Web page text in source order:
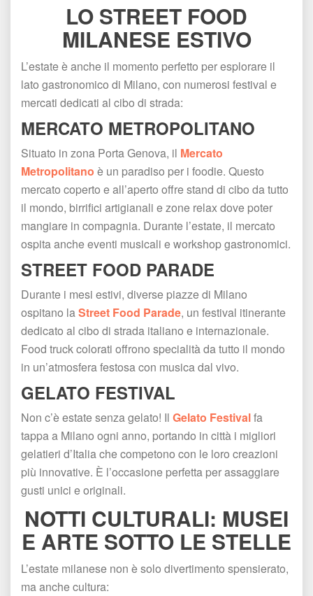
LO STREET FOOD
MILANESE ESTIVO
L’estate è anche il momento perfetto per esplorare il
lato gastronomico di Milano, con numerosi festival e
mercati dedicati al cibo di strada:
MERCATO METROPOLITANO
Situato in zona Porta Genova, il Mercato
Metropolitano è un paradiso per i foodie. Questo
mercato coperto e all’aperto offre stand di cibo da tutto
il mondo, birrifici artigianali e zone relax dove poter
mangiare in compagnia. Durante l’estate, il mercato
ospita anche eventi musicali e workshop gastronomici.
STREET FOOD PARADE
Durante i mesi estivi, diverse piazze di Milano
ospitano la Street Food Parade, un festival itinerante
dedicato al cibo di strada italiano e internazionale.
Food truck colorati offrono specialità da tutto il mondo
in un’atmosfera festosa con musica dal vivo.
GELATO FESTIVAL
Non c’è estate senza gelato! Il Gelato Festival fa
tappa a Milano ogni anno, portando in città i migliori
gelatieri d’Italia che competono con le loro creazioni
più innovative. È l’occasione perfetta per assaggiare
gusti unici e originali.
NOTTI CULTURALI: MUSEI
E ARTE SOTTO LE STELLE
L’estate milanese non è solo divertimento spensierato,
ma anche cultura: